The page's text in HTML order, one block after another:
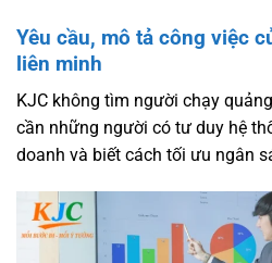
Yêu cầu, mô tả công việc
liên minh
KJC không tìm người chạy
cần những người có tư duy hệ
doanh và biết cách tối ưu ngân